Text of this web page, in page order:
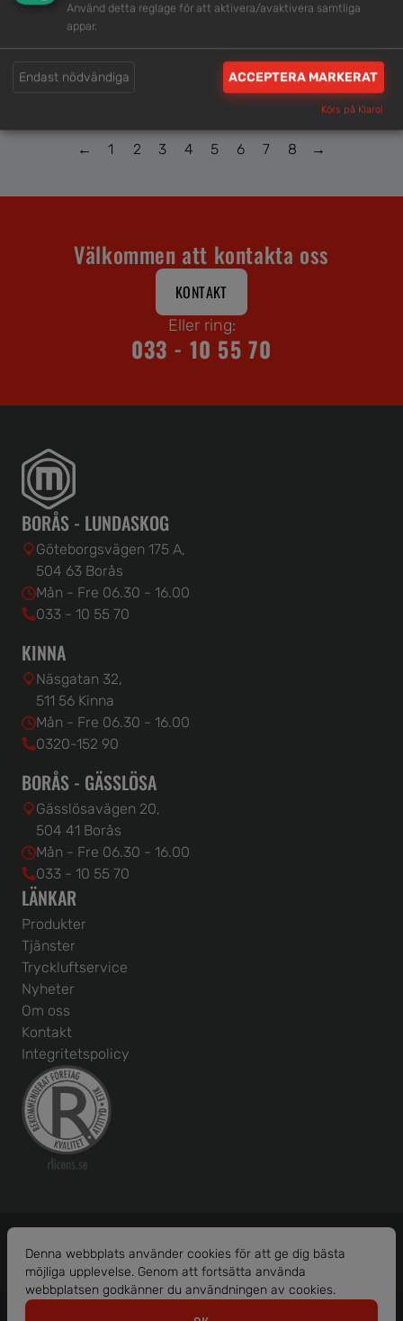
MINIGUARD, STOPPELEMENT (HANE)
← 1 2 3 4 5 6 7 8 →
Välkommen att kontakta oss
KONTAKT
Eller ring:
033 - 10 55 70
BORÅS - LUNDASKOG
Göteborgsvägen 175 A,
504 63 Borås
Mån - Fre 06.30 - 16.00
033 - 10 55 70
KINNA
Näsgatan 32,
511 56 Kinna
Mån - Fre 06.30 - 16.00
0320-152 90
BORÅS - GÄSSLÖSA
Gässlösavägen 20,
504 41 Borås
Mån - Fre 06.30 - 16.00
033 - 10 55 70
LÄNKAR
Produkter
Tjänster
Tryckluftservice
Nyheter
Om oss
Kontakt
Integritetspolicy
Org. nr: 556586-1456
Denna webbplats använder cookies för att ge dig bästa
möjliga upplevelse. Genom att fortsätta använda
webbplatsen godkänner du användningen av cookies.
Använd detta reglage för att aktivera/avaktivera samtliga
appar.
Endast nödvändiga ACCEPTERA MARKERAT
Körs på Klaro!